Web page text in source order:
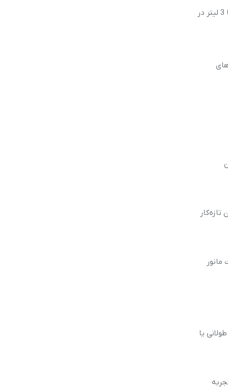
یکی از ویژگی‌های برجسته موتور سیکلت‌های 50 سی‌سی، مصرف سوخت بسیار پایین آن‌ها است. این موتورها معمولاً مصرف سوختی بین 2 تا 3 لیتر در
مانور
طولانی یا